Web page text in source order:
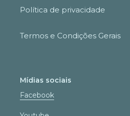
Política de privacidade
Termos e Condições Gerais
Mídias sociais
Facebook